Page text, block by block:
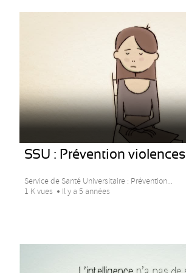
SSU : Prévention violences
Service de Santé Universitaire : Prévention...
1 K vues
Il y a 5 années